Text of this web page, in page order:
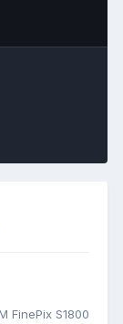
FinePix S1800